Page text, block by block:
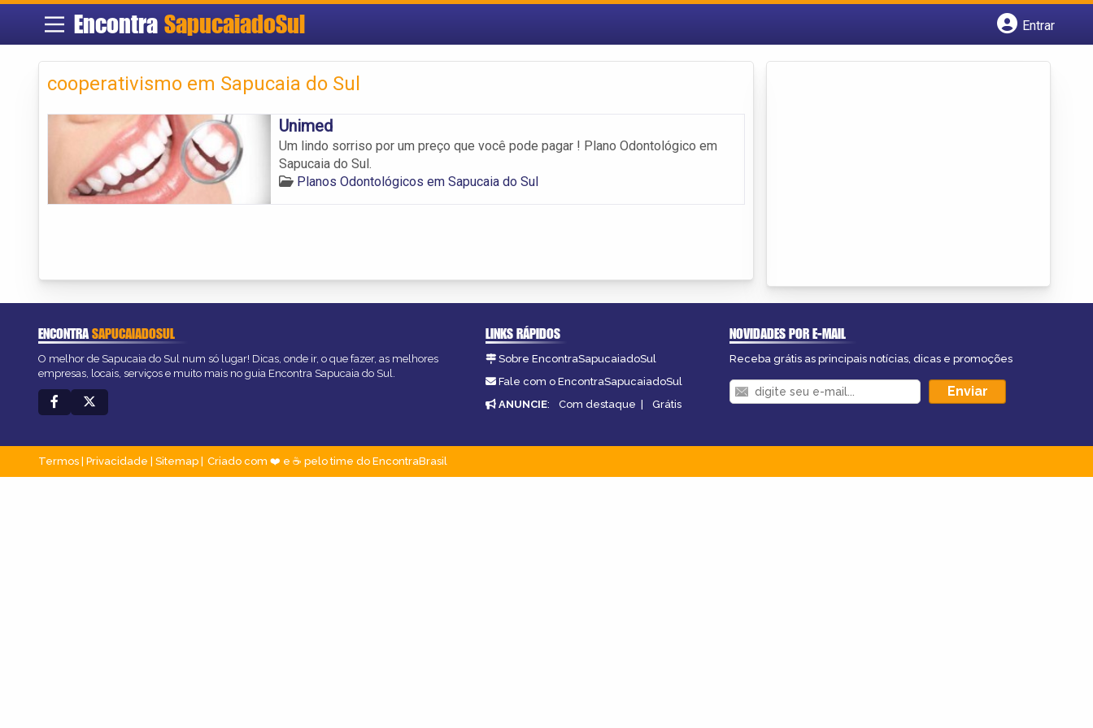
Encontra SapucaiadoSul
Entrar
cooperativismo em Sapucaia do Sul
Unimed
Um lindo sorriso por um preço que você pode pagar ! Plano Odontológico em
Sapucaia do Sul.
Planos Odontológicos em Sapucaia do Sul
ENCONTRASAPUCAIADOSUL
O melhor de Sapucaia do Sul num só lugar! Dicas, onde ir, o que fazer, as melhores
empresas, locais, serviços e muito mais no guia Encontra Sapucaia do Sul.
LINKS RÁPIDOS
Sobre EncontraSapucaiadoSul
Fale com o EncontraSapucaiadoSul
ANUNCIE: Com destaque | Grátis
NOVIDADES POR E-MAIL
Receba grátis as principais notícias, dicas e promoções
Termos Privacidade Sitemap Criado com ❤️ e ☕ pelo time do EncontraBrasil